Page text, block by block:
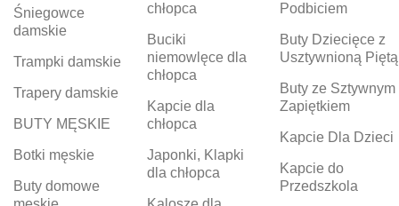
Śniegowce
damskie
Trampki damskie
Trapery damskie
BUTY MĘSKIE
Botki męskie
Buty domowe
chłopca
Buciki
niemowlęce dla
chłopca
Kapcie dla
chłopca
Japonki, Klapki
dla chłopca
Podbiciem
Buty Dziecięce z
Usztywnioną Piętą
Buty ze Sztywnym
Zapiętkiem
Kapcie Dla Dzieci
Kapcie do
Przedszkola